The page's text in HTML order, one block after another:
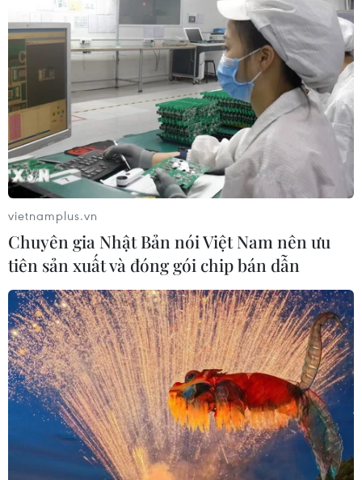
An ninh Anh phá âm mưu ám sát Thủ
tướng Theresa May
06/12/2017 01:00
Người đứng đầu cơ quan an ninh nội địa MI5 của Anh,
ông Andrew Parker, cho biết lực lượng an ninh nước này
đã chặn đứng một âm mưu ám sát Thủ tướng Theresa
May.
vietnamplus.vn
Chuyên gia Nhật Bản nói Việt Nam nên ưu
tiên sản xuất và đóng gói chip bán dẫn